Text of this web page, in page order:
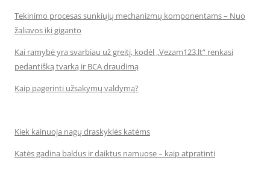
Tekinimo procesas sunkiųjų mechanizmų komponentams – Nuo
žaliavos iki giganto
Kai ramybė yra svarbiau už greitį, kodėl „Vezam123.lt“ renkasi
pedantišką tvarką ir BCA draudimą
Kaip pagerinti užsakymų valdymą?
Kiek kainuoja nagų draskyklės katėms
Katės gadina baldus ir daiktus namuose – kaip atpratinti